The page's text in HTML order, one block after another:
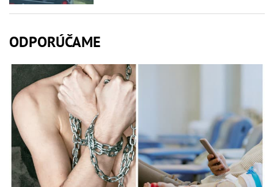
ODPORÚČAME